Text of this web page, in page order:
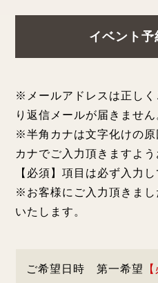
イベント予
※メールアドレスは正しく
り返信メールが届きません
※半角カナは文字化けの原
カナでご入力頂きますよう
【必須】項目は必ず入力し
※お客様にご入力頂きま
いたします。
ご希望日時 第一希望